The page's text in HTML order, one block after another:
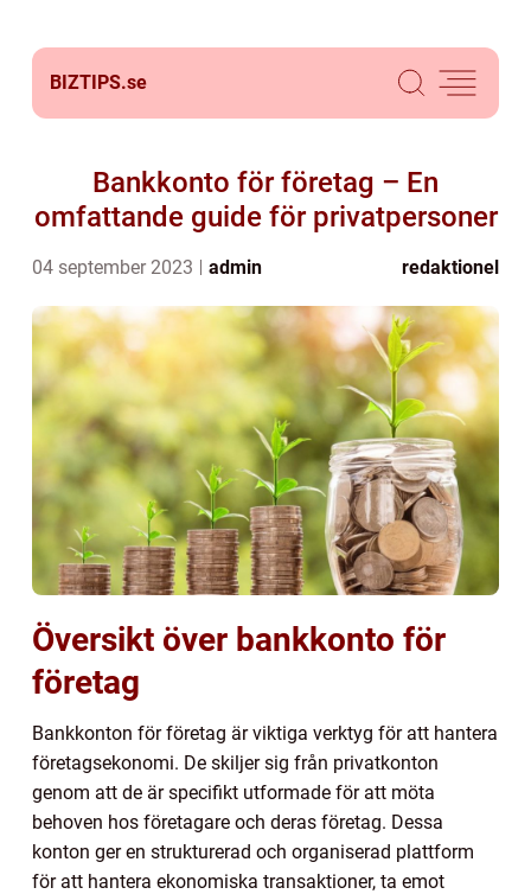
BIZTIPS.se
Bankkonto för företag – En
omfattande guide för privatpersoner
04 september 2023 admin redaktionel
Översikt över bankkonto för
företag
Bankkonton för företag är viktiga verktyg för att hantera
företagsekonomi. De skiljer sig från privatkonton
genom att de är specifikt utformade för att möta
behoven hos företagare och deras företag. Dessa
konton ger en strukturerad och organiserad plattform
för att hantera ekonomiska transaktioner, ta emot